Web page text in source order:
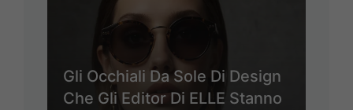
Gli Occhiali Da Sole Di Design
Che Gli Editor Di ELLE Stanno